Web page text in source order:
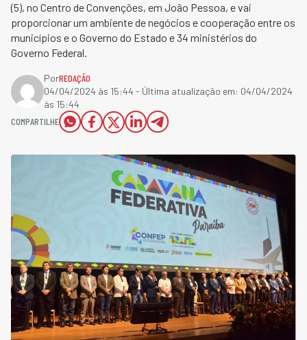
(5), no Centro de Convenções, em João Pessoa, e vai
proporcionar um ambiente de negócios e cooperação entre os
municípios e o Governo do Estado e 34 ministérios do
Governo Federal.
PorREDAÇÃO
04/04/2024 às 15:44 - Última atualização em: 04/04/2024
às 15:44
COMPARTILHE